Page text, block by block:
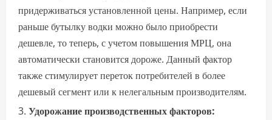
придерживаться установленной цены. Например, если
раньше бутылку водки можно было приобрести
дешевле, то теперь, с учетом повышения МРЦ, она
автоматически становится дороже. Данный фактор
также стимулирует переток потребителей в более
дешевый сегмент или к нелегальным производителям.
Удорожание производственных факторов: